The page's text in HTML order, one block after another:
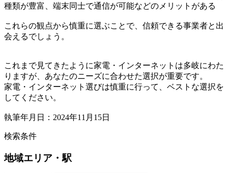
種類が豊富、端末同士で通信が可能などのメリットがある
これらの観点から慎重に選ぶことで、信頼できる事業者と出
会えるでしょう。
これまで見てきたように家電・インターネットは多岐にわた
りますが、あなたのニーズに合わせた選択が重要です。
家電・インターネット選びは慎重に行って、ベストな選択を
してください。
執筆年月日：2024年11月15日
検索条件
地域エリア・駅